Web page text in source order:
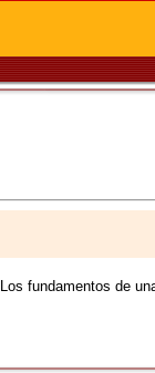
fundamentos de